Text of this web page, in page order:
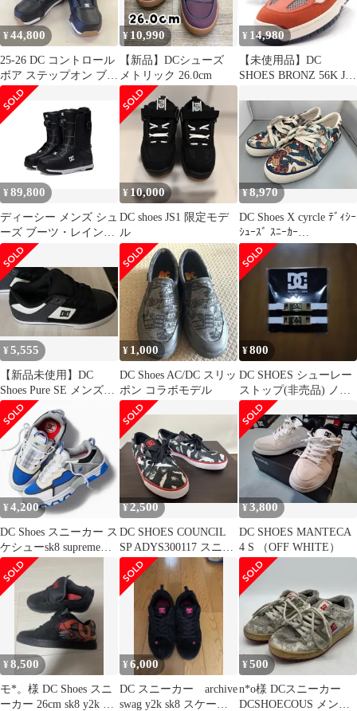
¥44,800
25-26 DC コントロール
ボア ステップオン ブー
ツ ブラック 28.0
¥ 10,990
【新品】DCシューズ
メトリック 26.0cm
¥ 14,980
【未使用品】DC
SHOES BRONZ 56K JS1
¥89,800
ディーシー メンズ シュ
ーズ ブーツ・レインブ
ーツ DC Control Dual
BOA Snowboard Boots
BlackBlackWhi ブラック
¥ 10,000
DC shoes JS1 限定モデ
ル
¥8,970
DC Shoes X cyrcle ﾃﾞｨｼｰ
ｼｭｰｽﾞ ｽﾆｰｶｰ
MEN'SCOUNCIL
CYCLE ADYS300085
¥5,555
【新品未使用】DC
Shoes Pure SE メンズ
28cm
¥ 1,000
DC Shoes AC/DC スリッ
ポン コラボモデル
¥800
DC SHOES シューレー
ストップ(非売品) ノベ
ルティ
¥4,200
DC Shoes スニーカー ス
ケシューsk8 supreme
swag y2k
¥2,500
DC SHOES COUNCIL
SP ADYS300117 スニー
カー 28
¥3,800
DC SHOES MANTECA
4 S （OFF WHITE）
¥8,500
モ*。様 DC Shoes スニ
ーカー 26cm sk8 y2k 00s
¥6,000
DC スニーカー archive
swag y2k sk8 スケータ
¥500
n*o様 DCスニーカー
DCSHOECOUS メン